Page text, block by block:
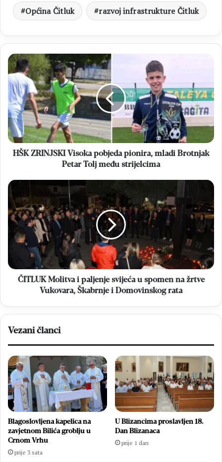
Općina Čitluk razvoj infrastrukture Čitluk
HŠK
ZRINJSKI
Visoka
pobjeda
pionira,
mladi
Brotnjak
Petar
Tolj
među
HŠK ZRINJSKI Visoka pobjeda pionira, mladi Brotnjak
Petar Tolj među strijelcima
ČITLUK
Molitva
paljenje
svijeća
spomen
žrtve
Vukovara,
ČITLUK Molitva i paljenje svijeća u spomen na žrtve
Vukovara, Škabrnje i Domovinskog rata
Vezani članci
Blagoslovljena kapelica na
zavjetnom Bilića groblju u
Crnom Vrhu
prije 3 sata
U Blizancima proslavljen 18.
Dan Blizanaca
prije 1 dan